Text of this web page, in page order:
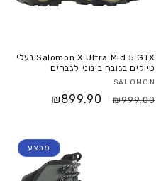
Salomon X Ultra Mid 5 GTX נעלי
טיולים בגובה בינוני לגברים
SALOMON
₪999.00
₪899.90
מבצע